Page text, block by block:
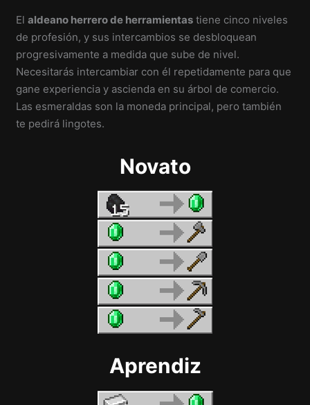
Elaldeano herrero de herramientas tiene cinco niveles
de profesión, y sus intercambios se desbloquean
progresivamente a medida que sube de nivel.
Necesitarás intercambiar con él repetidamente para que
gane experiencia y ascienda en su árbol de comercio.
Las esmeraldas son la moneda principal, pero también
te pedirá lingotes.
Novato
Aprendiz